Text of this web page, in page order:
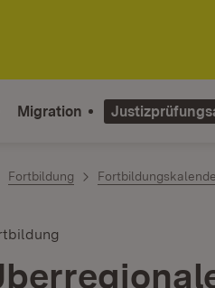
Migration
Fortbildung